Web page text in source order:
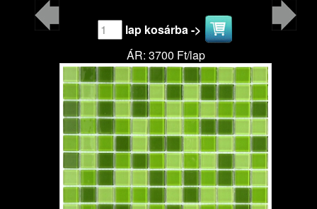
lap kosárba ->
ÁR: 3700 Ft/lap